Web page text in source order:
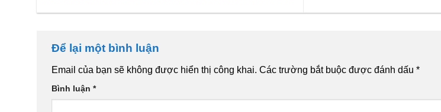
Để lại một bình luận
Email của bạn sẽ không được hiển thị công khai. Các trường bắt buộc được đánh dấu *
Bình luận *